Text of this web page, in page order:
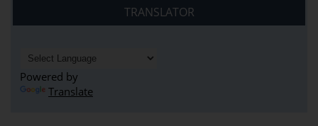
TRANSLATOR
Powered by
Translate